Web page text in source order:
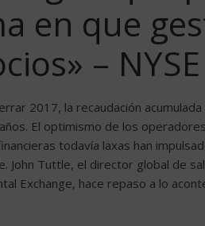
en que
– NYSE
2017, la recaudación
El optimismo de los
todavía laxas han
John Tuttle, el director global de
Exchange, hace repaso a lo